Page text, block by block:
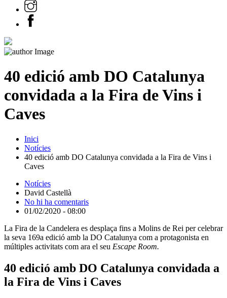
40 edició amb DO Catalunya
convidada a la Fira de Vins i
Caves
Inici
Notícies
40 edició amb DO Catalunya convidada a la Fira de Vins i
Caves
Notícies
David Castellà
No hi ha comentaris
01/02/2020 - 08:00
La Fira de la Candelera es desplaça fins a Molins de Rei per celebrar
la seva 169a edició amb la DO Catalunya com a protagonista en
múltiples activitats com ara el seu Escape Room.
40 edició amb DO Catalunya convidada a
la Fira de Vins i Caves